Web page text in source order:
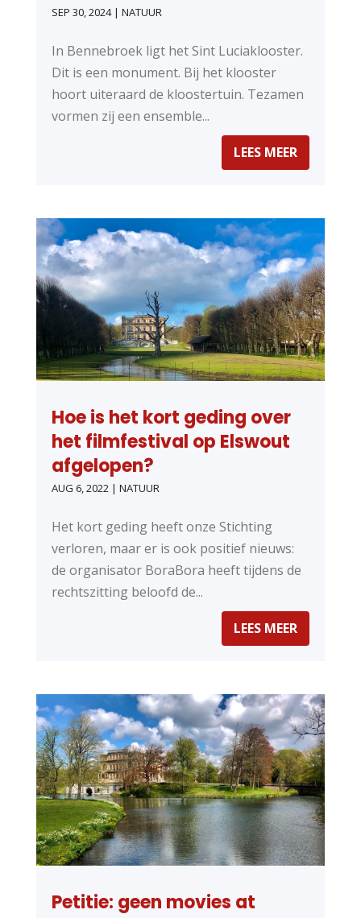
SEP 30, 2024| NATUUR
In Bennebroek ligt het Sint Luciaklooster.
Dit is een monument. Bij het klooster
hoort uiteraard de kloostertuin. Tezamen
vormen zij een ensemble...
LEES MEER
Hoe is het kort geding over
het filmfestival op Elswout
afgelopen?
AUG 6, 2022| NATUUR
Het kort geding heeft onze Stichting
verloren, maar er is ook positief nieuws:
de organisator BoraBora heeft tijdens de
rechtszitting beloofd de...
LEES MEER
Petitie: geen movies at